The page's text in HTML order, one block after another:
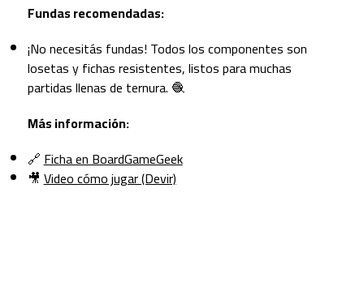
Fundas recomendadas:
¡No necesitás fundas! Todos los componentes son
losetas y fichas resistentes, listos para muchas
partidas llenas de ternura. 🧶
Más información:
🔗Ficha en BoardGameGeek
🎥Video cómo jugar (Devir)